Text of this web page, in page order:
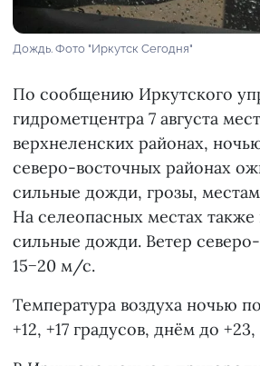
Дождь. Фото "Иркутск Сегодня"
По сообщению Иркутского
гидрометцентра 7 августа
верхнеленских районах,
северо-восточных районах
сильные дожди, грозы,
На селеопасных местах
сильные дожди. Ветер
15−20 м/с.
Температура воздуха ночью
+12, +17 градусов, днём до